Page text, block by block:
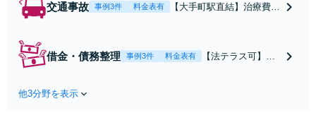
交通事故 事例3件 料金表有
【大手町駅直結】治療費の
償額が提案されていても、
保険会社と粘り強く交渉を
借金・債務整理 事例3件 料金表有
【法テラス可】
他3分野を表示